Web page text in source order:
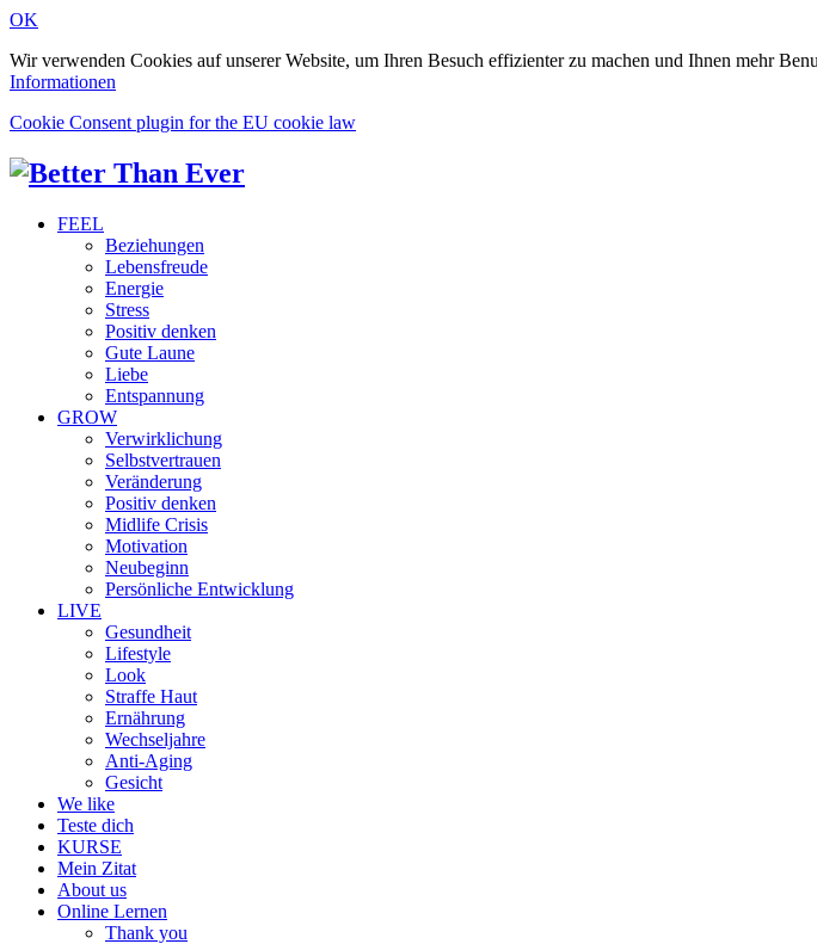
OK
Wir verwenden Cookies auf unserer Website, um Ihren Besuch effizienter zu machen und Ihnen mehr
Informationen
Cookie Consent plugin for the EU cookie law
FEEL
Beziehungen
Lebensfreude
Energie
Stress
Positiv denken
Gute Laune
Liebe
Entspannung
GROW
Verwirklichung
Selbstvertrauen
Veränderung
Positiv denken
Midlife Crisis
Motivation
Neubeginn
Persönliche Entwicklung
LIVE
Gesundheit
Lifestyle
Look
Straffe Haut
Ernährung
Wechseljahre
Anti-Aging
Gesicht
We like
Teste dich
KURSE
Mein Zitat
About us
Online Lernen
Thank you